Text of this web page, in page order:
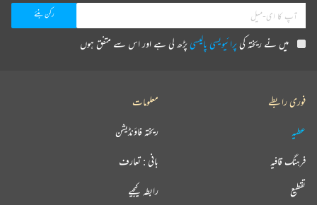
میں نے ریختہ کیپرائیویسی پالیسیپڑھ لی ہے اور اس سے متفق ہوں
فوری رابطے
عطیہ
فرہنگ قافیہ
تقطیع
معلومات
ریختہ فاؤنڈیشن
بانی : تعارف
رابطہ کیجیے